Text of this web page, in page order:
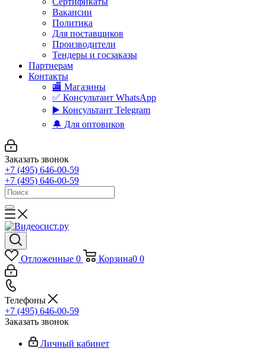
Вакансии
Политика
Для поставщиков
Производители
Тендеры и госзаказы
Партнерам
Контакты
🏬 Магазины
✅️ Консультант WhatsApp
▶️ Консультант Telegram
🔔 Для оптовиков
Заказать звонок
+7 (495) 646-00-59
+7 (495) 646-00-59
Отложенные 0 Корзина0 0
Телефоны
+7 (495) 646-00-59
Заказать звонок
Личный кабинет